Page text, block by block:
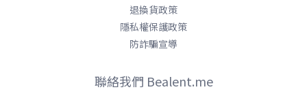
退換貨政策
隱私權保護政策
防詐騙宣導
聯絡我們 Bealent.me